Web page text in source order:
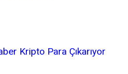
Kripto Para Çıkarıyor